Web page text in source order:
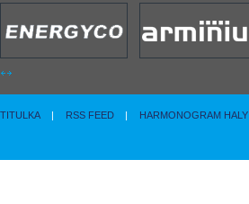
TITULKA RSS FEED HARMONOGRAM HALY